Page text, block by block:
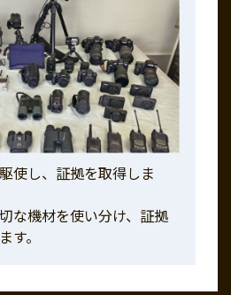
使し、証拠を取得しま
な機材を使い分け、証拠
す。